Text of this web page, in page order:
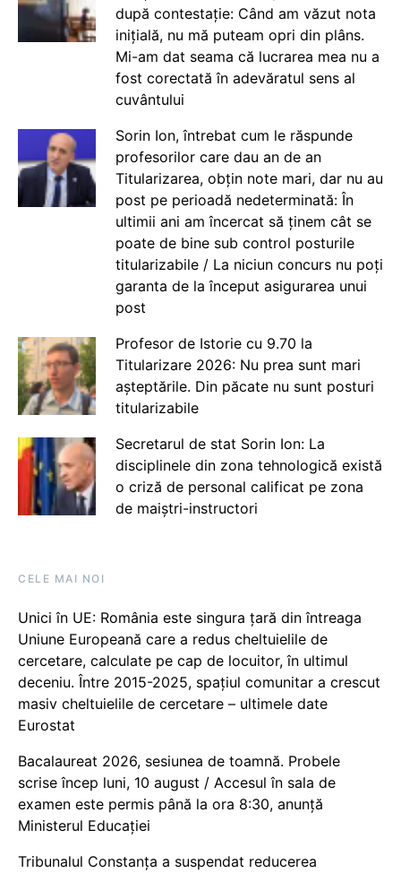
după contestație: Când am văzut nota
inițială, nu mă puteam opri din plâns.
Mi-am dat seama că lucrarea mea nu a
fost corectată în adevăratul sens al
cuvântului
Sorin Ion, întrebat cum le răspunde
profesorilor care dau an de an
Titularizarea, obțin note mari, dar nu au
post pe perioadă nedeterminată: În
ultimii ani am încercat să ținem cât se
poate de bine sub control posturile
titularizabile / La niciun concurs nu poți
garanta de la început asigurarea unui
post
Profesor de Istorie cu 9.70 la
Titularizare 2026: Nu prea sunt mari
așteptările. Din păcate nu sunt posturi
titularizabile
Secretarul de stat Sorin Ion: La
disciplinele din zona tehnologică există
o criză de personal calificat pe zona
de maiștri-instructori
CELE MAI NOI
Unici în UE: România este singura țară din întreaga
Uniune Europeană care a redus cheltuielile de
cercetare, calculate pe cap de locuitor, în ultimul
deceniu. Între 2015-2025, spațiul comunitar a crescut
masiv cheltuielile de cercetare – ultimele date
Eurostat
Bacalaureat 2026, sesiunea de toamnă. Probele
scrise încep luni, 10 august / Accesul în sala de
examen este permis până la ora 8:30, anunță
Ministerul Educației
Tribunalul Constanța a suspendat reducerea